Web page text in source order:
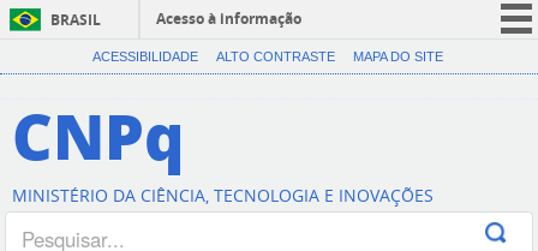
BRASIL
Acesso à informação
CORONAVÍRUS (COVID-19)
Canais
ACESSIBILIDADE ALTO CONTRASTE MAPA DO SITE
CNPq
MINISTÉRIO DA CIÊNCIA, TECNOLOGIA E INOVAÇÕES